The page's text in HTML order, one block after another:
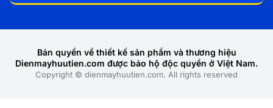
Copyright © dienmayhuutien.com. All rights reserved
Bản quyền về thiết kế sản phẩm và thương hiệu
Dienmayhuutien.com được bảo hộ độc quyền ở Việt Nam.